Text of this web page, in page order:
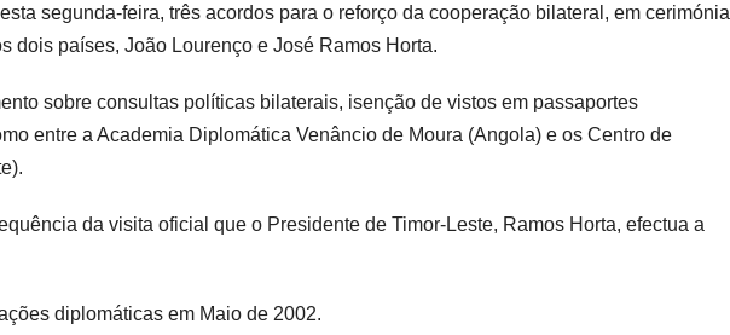
segunda-feira, três acordos para o reforço da cooperação bilateral, em cerimónia
dois países, João Lourenço e José Ramos Horta.
sobre consultas políticas bilaterais, isenção de vistos em passaportes
entre a Academia Diplomática Venâncio de Moura (Angola) e os Centro de
da visita oficial que o Presidente de Timor-Leste, Ramos Horta, efectua a
diplomáticas em Maio de 2002.